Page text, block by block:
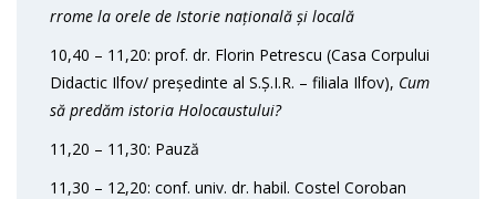
rrome la orele de Istorie națională și locală
10,40 – 11,20: prof. dr. Florin Petrescu (Casa Corpului
Didactic Ilfov/ președinte al S.Ș.I.R. – filiala Ilfov), Cum
să predăm istoria Holocaustului?
11,20 – 11,30: Pauză
11,30 – 12,20: conf. univ. dr. habil. Costel Coroban